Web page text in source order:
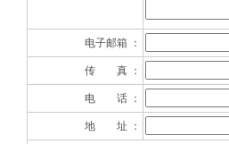
电子邮箱 ：
传 真 ：
电 话 ：
地 址 ：